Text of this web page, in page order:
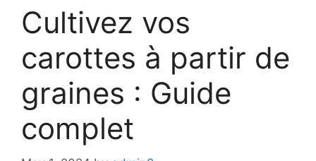
Cultivez vos
carottes à partir de
graines : Guide
complet